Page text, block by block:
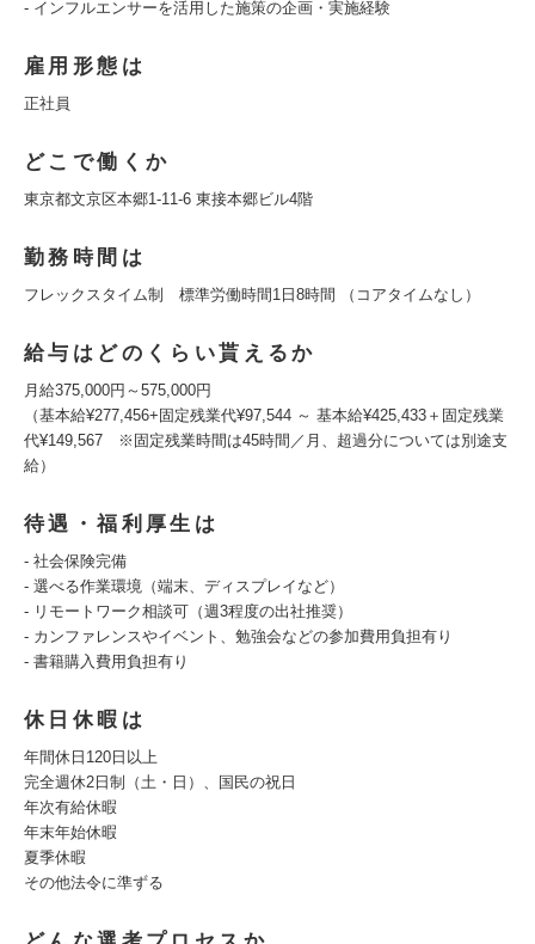
- インフルエンサーを活用した施策の企画・実施経験
雇用形態は
正社員
どこで働くか
東京都文京区本郷1-11-6 東接本郷ビル4階
勤務時間は
フレックスタイム制 標準労働時間1日8時間 （コアタイムなし）
給与はどのくらい貰えるか
月給375,000円～575,000円
（基本給¥277,456+固定残業代¥97,544 ～ 基本給¥425,433＋固定残業
代¥149,567 ※固定残業時間は45時間／月、超過分については別途支
給）
待遇・福利厚生は
- 社会保険完備
- 選べる作業環境（端末、ディスプレイなど）
- リモートワーク相談可（週3程度の出社推奨）
- カンファレンスやイベント、勉強会などの参加費用負担有り
- 書籍購入費用負担有り
休日休暇は
年間休日120日以上
完全週休2日制（土・日）、国民の祝日
年次有給休暇
年末年始休暇
夏季休暇
その他法令に準ずる